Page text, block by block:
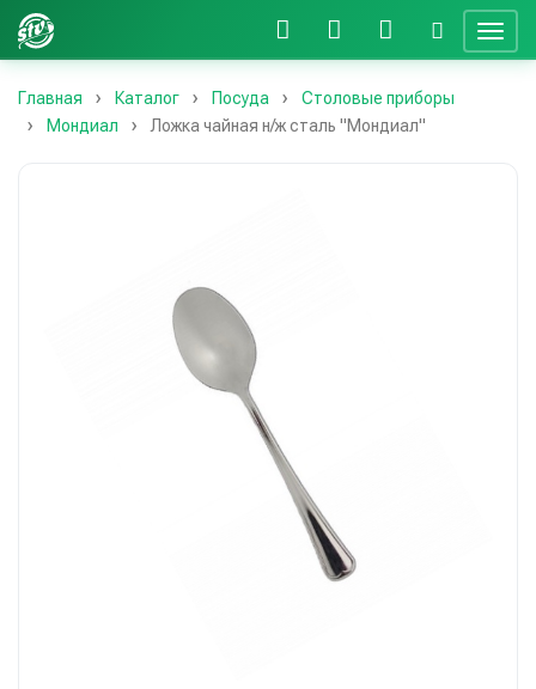
Главная Каталог Посуда
Столовые приборы
Мондиал
Ложка чайная н/ж сталь "Мондиал"